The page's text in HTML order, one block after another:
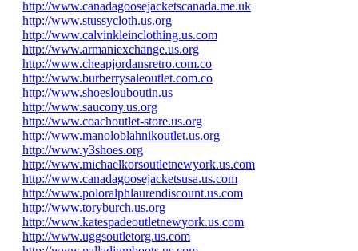
http://www.canadagoosejacketscanada.me.uk
http://www.stussycloth.us.org
http://www.calvinkleinclothing.us.com
http://www.armaniexchange.us.org
http://www.cheapjordansretro.com.co
http://www.burberrysaleoutlet.com.co
http://www.shoeslouboutin.us
http://www.saucony.us.org
http://www.coachoutlet-store.us.org
http://www.manoloblahnikoutlet.us.org
http://www.y3shoes.org
http://www.michaelkorsoutletnewyork.us.com
http://www.canadagoosejacketsusa.us.com
http://www.poloralphlaurendiscount.us.com
http://www.toryburch.us.org
http://www.katespadeoutletnewyork.us.com
http://www.uggsoutletorg.us.com